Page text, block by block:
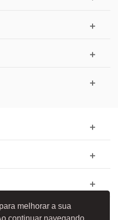
melhorar a sua
continuar navegando,